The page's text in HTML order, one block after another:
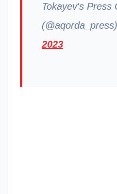
Tokayev's Press
(@aqorda_press)
2023